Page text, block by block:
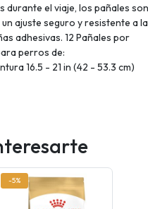
durante el viaje, los pañales son
ajuste seguro y resistente a
adhesivas. 12 Pañales por
perros de:
16.5 - 21 in (42 - 53.3 cm)
-5%